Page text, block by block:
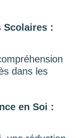
Scolaires :
dans les
en Soi :